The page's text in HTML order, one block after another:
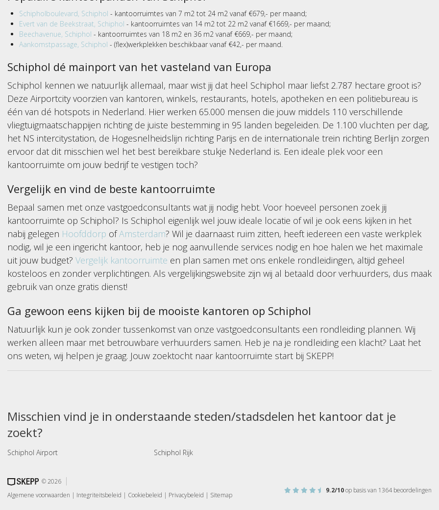
Schipholboulevard, Schiphol - kantoorruimtes van 7 m2 tot 24 m2 vanaf €679,- per maand;
Evert van de Beekstraat, Schiphol - kantoorruimtes van 14 m2 tot 22 m2 vanaf €1669,- per maand;
Beechavenue, Schiphol - kantoorruimtes van 18 m2 en 36 m2 vanaf €669,- per maand;
Aankomstpassage, Schiphol - (flex)werkplekken beschikbaar vanaf €42,- per maand.
Schiphol dé mainport van het vasteland van Europa
Schiphol kennen we natuurlijk allemaal, maar wist jij dat heel Schiphol maar liefst 2.787 hectare groot is?
Deze Airportcity voorzien van kantoren, winkels, restaurants, hotels, apotheken en een politiebureau is
één van dé hotspots in Nederland. Hier werken 65.000 mensen die jouw middels 110 verschillende
vliegtuigmaatschappijen richting de juiste bestemming in 95 landen begeleiden. De 1.100 vluchten per dag,
het NS intercitystation, de Hogesnelheidslijn richting Parijs en de internationale trein richting Berlijn zorgen
ervoor dat dit misschien wel het best bereikbare stukje Nederland is. Een ideale plek voor een
kantoorruimte om jouw bedrijf te vestigen toch?
Vergelijk en vind de beste kantoorruimte
Bepaal samen met onze vastgoedconsultants wat jij nodig hebt. Voor hoeveel personen zoek jij
kantoorruimte op Schiphol? Is Schiphol eigenlijk wel jouw ideale locatie of wil je ook eens kijken in het
nabij gelegen Hoofddorp ofAmsterdam? Wil je daarnaast ruim zitten, heeft iedereen een vaste werkplek
nodig, wil je een ingericht kantoor, heb je nog aanvullende services nodig en hoe halen we het maximale
uit jouw budget? Vergelijk kantoorruimte en plan samen met ons enkele rondleidingen, altijd geheel
kosteloos en zonder verplichtingen. Als vergelijkingswebsite zijn wij al betaald door verhuurders, dus maak
gebruik van onze gratis dienst!
Ga gewoon eens kijken bij de mooiste kantoren op Schiphol
Natuurlijk kun je ook zonder tussenkomst van onze vastgoedconsultants een rondleiding plannen. Wij
werken alleen maar met betrouwbare verhuurders samen. Heb je na je rondleiding een klacht? Laat het
ons weten, wij helpen je graag. Jouw zoektocht naar kantoorruimte start bij SKEPP!
Misschien vind je in onderstaande steden/stadsdelen het kantoor dat je
zoekt?
Schiphol Airport Schiphol Rijk
© 2026
Algemene voorwaarden | Integriteitsbeleid | Cookiebeleid | Privacybeleid | Sitemap
9.2/10op basis van 1364beoordelingen